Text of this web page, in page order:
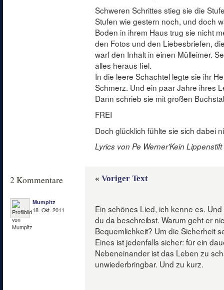
Schweren Schrittes stieg sie die
Stufen wie gestern noch, und doch
Boden in ihrem Haus trug sie nicht
den Fotos und den Liebesbriefen,
warf den Inhalt in einen Mülleimer.
alles heraus fiel.
In die leere Schachtel legte sie ihr
Schmerz. Und ein paar Jahre ihres
Dann schrieb sie mit großen
FREI
Doch glücklich fühlte sie sich dabei
Lyrics von Pe Werner’Kein
2 Kommentare « Voriger Text
Mumpitz
18. Okt. 2011
Ein schönes Lied, ich kenne es.
du da beschreibst. Warum geht er
Bequemlichkeit? Um die Sicherheit
Eines ist jedenfalls sicher: für ein
Nebeneinander ist das Leben zu
unwiederbringbar. Und zu kurz.